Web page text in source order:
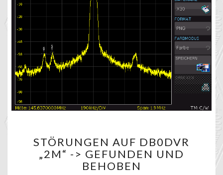
AUF
DB0DVR
„2M“
STÖRUNGEN AUF DB0DVR
„2M“ -> GEFUNDEN UND
BEHOBEN